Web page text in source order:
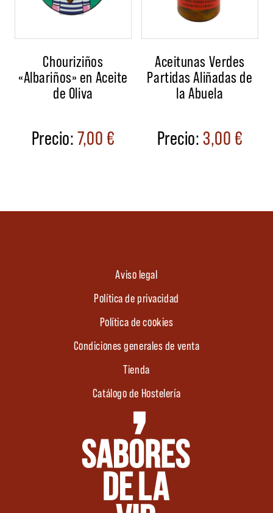
Chouriziños
«Albariños» en Aceite
de Oliva
7,00€
Aceitunas Verdes
Partidas Aliñadas de
la Abuela
3,00€
Aviso legal
Política de privacidad
Política de cookies
Condiciones generales de venta
Tienda
Catálogo de Hostelería